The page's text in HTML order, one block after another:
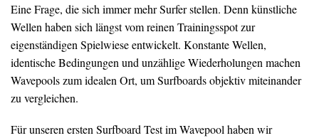
Eine Frage, die sich immer mehr Surfer stellen. Denn künstliche
Wellen haben sich längst vom reinen Trainingsspot zur
eigenständigen Spielwiese entwickelt. Konstante Wellen,
identische Bedingungen und unzählige Wiederholungen machen
Wavepools zum idealen Ort, um Surfboards objektiv miteinander
zu vergleichen.
Für unseren ersten Surfboard Test im Wavepool haben wir